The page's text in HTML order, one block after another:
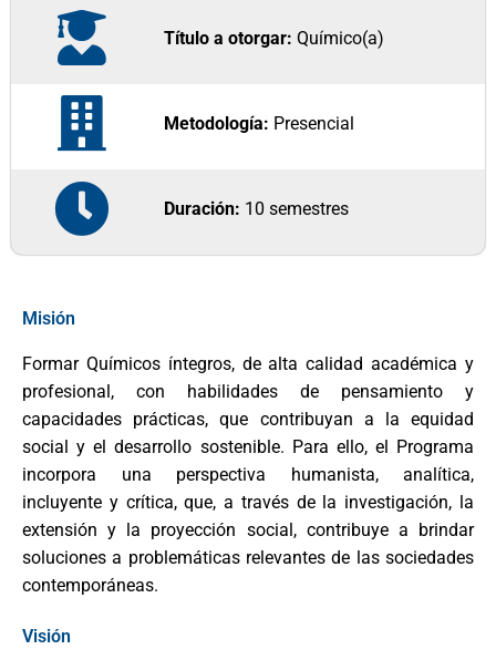
Título a otorgar:Químico(a)
Metodología: Presencial
Duración: 10 semestres
Misión
Formar Químicos íntegros, de alta calidad académica y
profesional, con habilidades de pensamiento y
capacidades prácticas, que contribuyan a la equidad
social y el desarrollo sostenible. Para ello, el Programa
incorpora una perspectiva humanista, analítica,
incluyente y crítica, que, a través de la investigación, la
extensión y la proyección social, contribuye a brindar
soluciones a problemáticas relevantes de las sociedades
contemporáneas.
Visión